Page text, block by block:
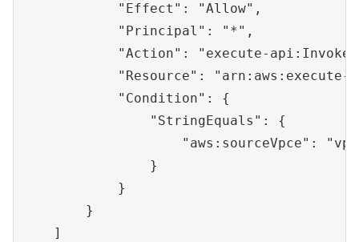
            "Effect": "Allow",
            "Principal": "*",
"Action": "execute-
"Resource":
            "Condition": {
                "StringEquals": {
"aws:sourceVpce":
                }
            }
        }
    ]